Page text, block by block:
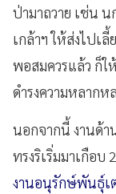
ป่ามาถวาย เช่น
เกล้าฯ ให้ส่งไปเ
พอสมควรแล้ว ก็ใ
ดำรงความหลากห
นอกจากนี้ งานด้
ทรงริเริ่มมาเกือ
งานอนุรักษ์พันธุ์เ